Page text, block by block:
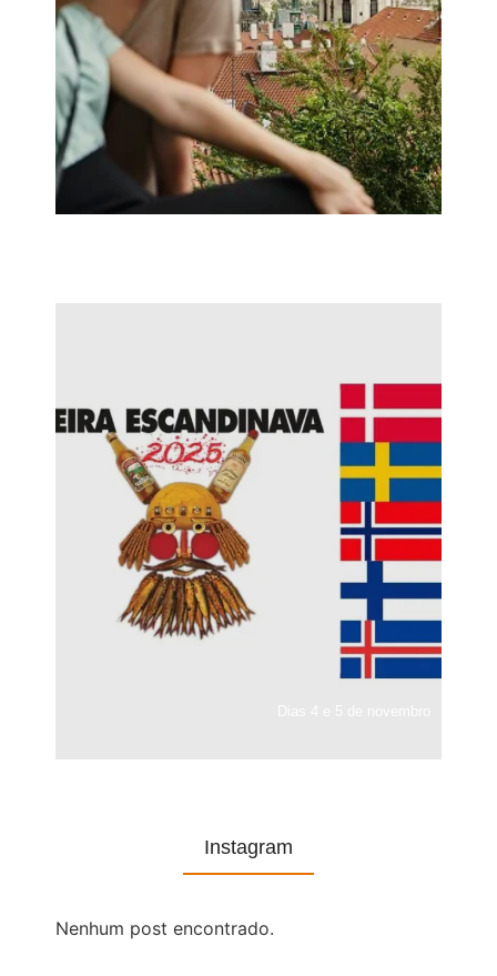
Instagram
Nenhum post encontrado.